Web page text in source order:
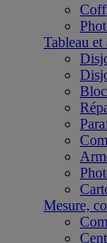
Tableau et
Mesure,